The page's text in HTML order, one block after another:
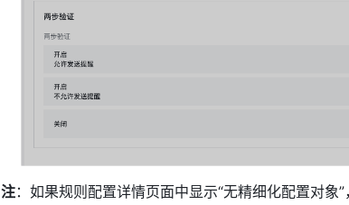
注：如果规则配置详情页面中显示“无精细化配置对象